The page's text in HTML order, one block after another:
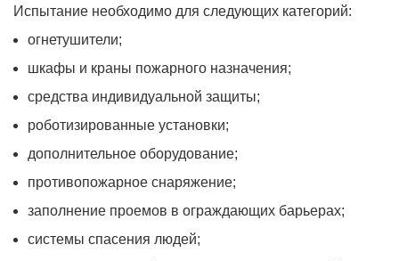
Испытание необходимо для следующих категорий:
огнетушители;
шкафы и краны пожарного назначения;
средства индивидуальной защиты;
роботизированные установки;
дополнительное оборудование;
противопожарное снаряжение;
заполнение проемов в ограждающих барьерах;
системы спасения людей;